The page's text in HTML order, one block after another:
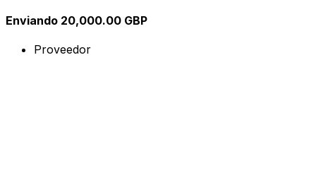
Enviando 20,000.00 GBP
Proveedor